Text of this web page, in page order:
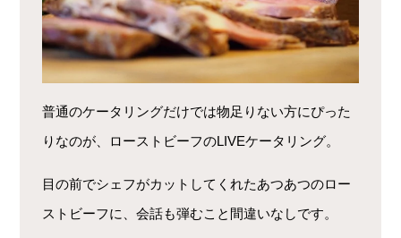
普通のケータリングだけでは物足りない方にぴった
りなのが、ローストビーフのLIVEケータリング。
目の前でシェフがカットしてくれたあつあつのロー
ストビーフに、会話も弾むこと間違いなしです。